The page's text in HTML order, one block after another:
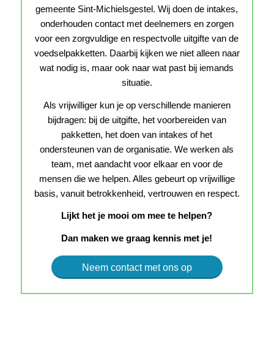
gemeente Sint-Michielsgestel. Wij doen de intakes,
onderhouden contact met deelnemers en zorgen
voor een zorgvuldige en respectvolle uitgifte van de
voedselpakketten. Daarbij kijken we niet alleen naar
wat nodig is, maar ook naar wat past bij iemands
situatie.
Als vrijwilliger kun je op verschillende manieren
bijdragen: bij de uitgifte, het voorbereiden van
pakketten, het doen van intakes of het
ondersteunen van de organisatie. We werken als
team, met aandacht voor elkaar en voor de
mensen die we helpen. Alles gebeurt op vrijwillige
basis, vanuit betrokkenheid, vertrouwen en respect.
Lijkt het je mooi om mee te helpen?
Dan maken we graag kennis met je!
Neem contact met ons op